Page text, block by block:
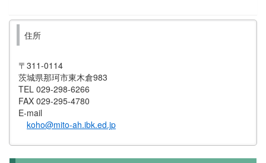
住所
〒311-0114
茨城県那珂市東木倉983
TEL 029-298-6266
FAX 029-295-4780
E-mail
koho@mito-ah.ibk.ed.jp